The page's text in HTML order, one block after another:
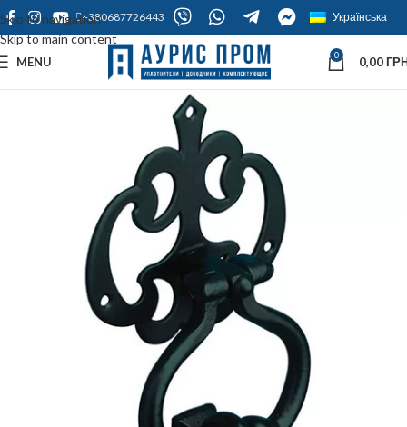
Skip to navigation
Skip to main content
+380687726443 Українська
MENU 0 0,00